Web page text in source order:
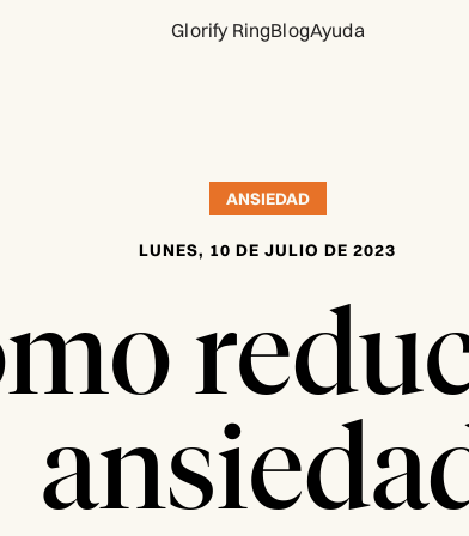
Glorify RingBlogAyuda
ANSIEDAD
LUNES, 10 DE JULIO DE 2023